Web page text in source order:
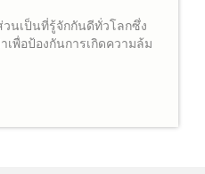
วนเป็นที่รู้จักกันดีทั่วโลกซึ่ง
พื่อป้องกันการเกิดความล้ม